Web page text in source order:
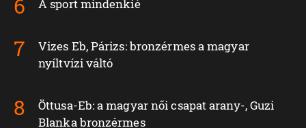
A sport mindenkié
Vizes Eb, Párizs: bronzérmes a magyar
nyíltvízi váltó
Öttusa-Eb: a magyar női csapat arany-, Guzi
Blanka bronzérmes